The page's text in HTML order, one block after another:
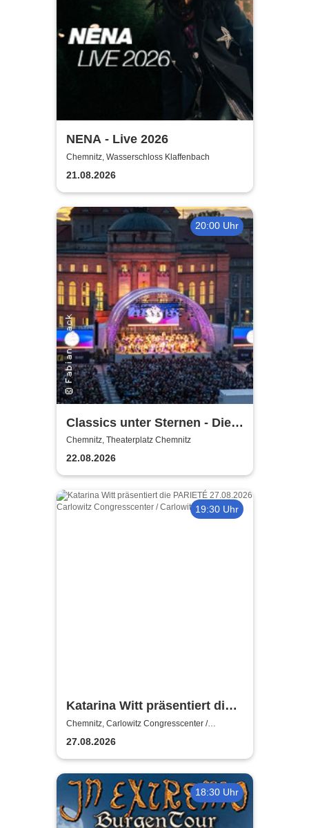
NENA - Live 2026
Chemnitz, Wasserschloss Klaffenbach
21.08.2026
20:00 Uhr
Classics unter Sternen - Die
FILM-Edition
Chemnitz, Theaterplatz Chemnitz
22.08.2026
19:30 Uhr
Katarina Witt präsentiert die
PARIETÉ
Chemnitz, Carlowitz Congresscenter /
Carlowitz-Saal
27.08.2026
18:30 Uhr